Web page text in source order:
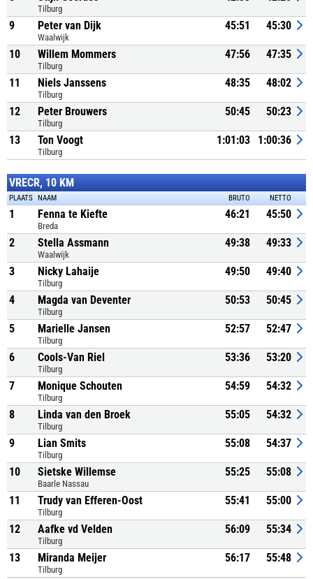
Tilburg
9 Peter van Dijk
Waalwijk
45:51 45:30
10 Willem Mommers
Tilburg
47:56 47:35
11 Niels Janssens
Tilburg
48:35 48:02
12 Peter Brouwers
Tilburg
50:45 50:23
13 Ton Voogt
Tilburg
1:01:03 1:00:36
VRECR, 10 KM
PLAATS NAAM BRUTO NETTO
1 Fenna te Kiefte
Breda
46:21 45:50
2 Stella Assmann
Waalwijk
49:38 49:33
3 Nicky Lahaije
Tilburg
49:50 49:40
4 Magda van Deventer
Tilburg
50:53 50:45
5 Marielle Jansen
Tilburg
52:57 52:47
6 Cools-Van Riel
Tilburg
53:36 53:20
7 Monique Schouten
Tilburg
54:59 54:32
8 Linda van den Broek
Tilburg
55:05 54:32
9 Lian Smits
Tilburg
55:08 54:37
10 Sietske Willemse
Baarle Nassau
55:25 55:08
11 Trudy van Efferen-Oost
Tilburg
55:41 55:00
12 Aafke vd Velden
Tilburg
56:09 55:34
13 Miranda Meijer
Tilburg
56:17 55:48